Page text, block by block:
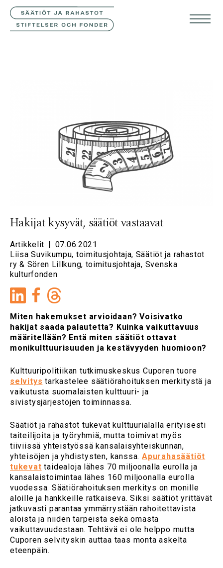
SVE
ENG
Hakijat kysyvät, säätiöt vastaavat
Artikkelit | 07.06.2021
Liisa Suvikumpu, toimitusjohtaja, Säätiöt ja rahastot
ry & Sören Lillkung, toimitusjohtaja, Svenska
kulturfonden
LinkedInFacebook
Miten hakemukset arvioidaan? Voisivatko
hakijat saada palautetta? Kuinka vaikuttavuus
määritellään? Entä miten säätiöt ottavat
monikulttuurisuuden ja kestävyyden huomioon?
Kulttuuripolitiikan tutkimuskeskus Cuporen tuore
selvitys tarkastelee säätiörahoituksen merkitystä ja
vaikutusta suomalaisten kulttuuri- ja
sivistysjärjestöjen toiminnassa.
Säätiöt ja rahastot tukevat kulttuurialalla erityisesti
taiteilijoita ja työryhmiä, mutta toimivat myös
tiiviissä yhteistyössä kansalaisyhteiskunnan,
yhteisöjen ja yhdistysten, kanssa.Apurahasäätiöt
tukevat taidealoja lähes 70 miljoonalla eurolla ja
kansalaistoimintaa lähes 160 miljoonalla eurolla
vuodessa. Säätiörahoituksen merkitys on monille
aloille ja hankkeille ratkaiseva. Siksi säätiöt yrittävät
jatkuvasti parantaa ymmärrystään rahoitettavista
aloista ja niiden tarpeista sekä omasta
vaikuttavuudestaan. Tehtävä ei ole helppo mutta
Cuporen selvityskin auttaa taas monta askelta
eteenpäin.